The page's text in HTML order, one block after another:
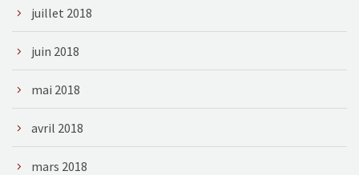
juillet 2018
juin 2018
mai 2018
avril 2018
mars 2018